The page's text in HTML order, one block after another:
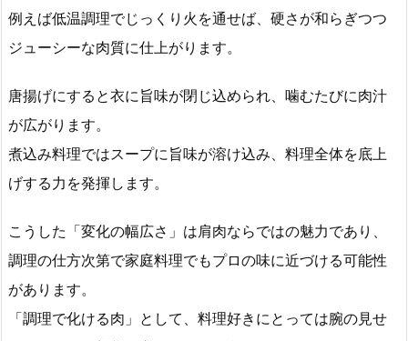
例えば低温調理でじっくり火を通せば、硬さが和らぎつつ
ジューシーな肉質に仕上がります。
唐揚げにすると衣に旨味が閉じ込められ、噛むたびに肉汁
が広がります。
煮込み料理ではスープに旨味が溶け込み、料理全体を底上
げする力を発揮します。
こうした「変化の幅広さ」は肩肉ならではの魅力であり、
調理の仕方次第で家庭料理でもプロの味に近づける可能性
があります。
「調理で化ける肉」として、料理好きにとっては腕の見せ